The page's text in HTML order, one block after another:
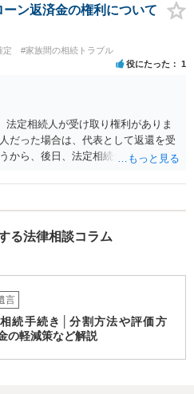
ン返済金の権利について
定 #家族間の相続トラブル
役にたった 1
定相続人が受け取り権利がありま
だった場合は、代表として返還を受
から、後日、法定相続分に基づいて
る法律相談コラム
言
続手続き│分割方法や評価方
の軽減策など解説